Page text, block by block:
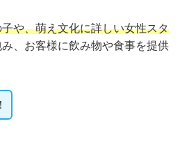
や、萌え文化に詳しい女性スタ
、お客様に飲み物や食事を提供